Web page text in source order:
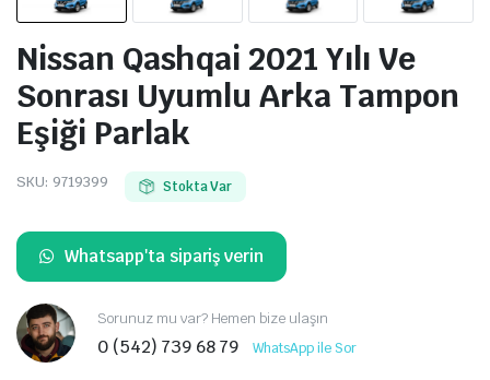
Nissan Qashqai 2021 Yılı Ve
Sonrası Uyumlu Arka Tampon
Eşiği Parlak
SKU: 9719399 Stokta Var
Whatsapp'ta sipariş verin
Sorunuz mu var? Hemen bize ulaşın
0 (542) 739 68 79 WhatsApp ile Sor